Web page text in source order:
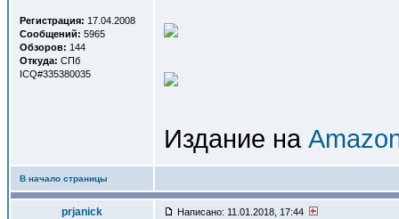
Регистрация: 17.04.2008
Сообщений: 5965
Обзоров: 144
Откуда: СПб
ICQ#335380035
Издание на
В начало страницы
prjanick Написано: 11.01.2018, 17:44